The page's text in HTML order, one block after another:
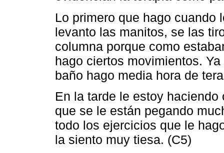
Lo primero que hago cuando
levanto las manitos, se las
columna porque como
hago ciertos movimientos.
baño hago media hora de
En la tarde le estoy
que se le están pegando
todo los ejercicios que le
la siento muy tiesa. (C5)